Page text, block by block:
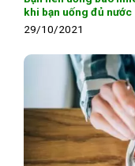
khi bạn uống đủ nước
29/10/2021